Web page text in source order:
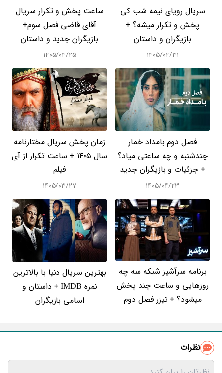
سریال رویای نیمه شب کی
پخش و تکرار میشه؟ +
بازیگران و داستان
۱۴۰۵/۰۴/۳۱
ساعت پخش و تکرار سریال
آقای قاضی فصل سوم+
بازیگران جدید و داستان
۱۴۰۵/۰۴/۲۵
فصل دوم بامداد خمار
چندشنبه و چه ساعتی میاد؟
+ جزئیات و بازیگران جدید
۱۴۰۵/۰۴/۲۳
زمان پخش سریال مختارنامه
سال ۱۴۰۵ + ساعت تکرار از آی
فیلم
۱۴۰۵/۰۳/۲۷
برنامه سرآشپز شبکه سه چه
روزهایی و ساعت چند پخش
میشود؟ + تیزر فصل دوم
بهترین سریال دنیا با بالاترین
نمره IMDB + داستان و
اسامی بازیگران
نظرات